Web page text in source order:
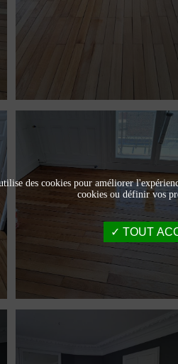
des cookies pour améliorer
cookies ou définir vos
TOUT